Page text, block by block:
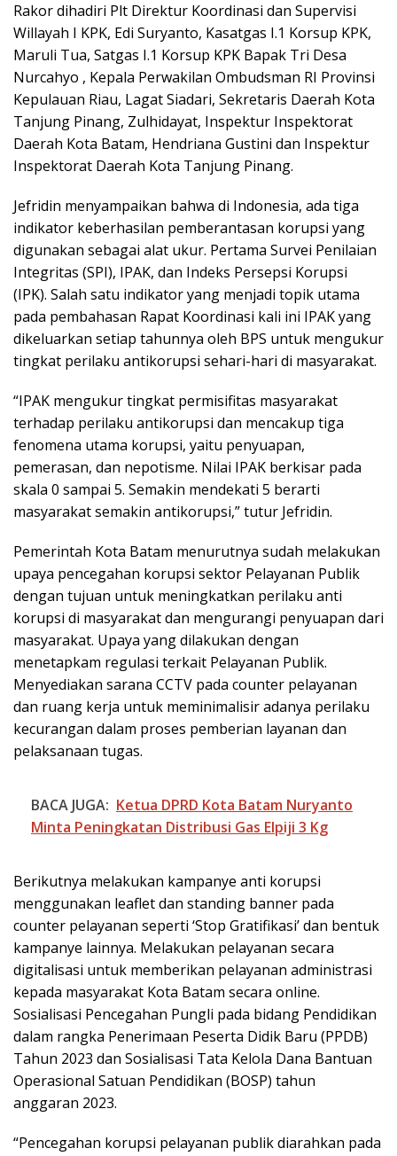
Rakor dihadiri Plt Direktur Koordinasi dan Supervisi
Willayah I KPK, Edi Suryanto, Kasatgas I.1 Korsup KPK,
Maruli Tua, Satgas I.1 Korsup KPK Bapak Tri Desa
Nurcahyo , Kepala Perwakilan Ombudsman RI Provinsi
Kepulauan Riau, Lagat Siadari, Sekretaris Daerah Kota
Tanjung Pinang, Zulhidayat, Inspektur Inspektorat
Daerah Kota Batam, Hendriana Gustini dan Inspektur
Inspektorat Daerah Kota Tanjung Pinang.
Jefridin menyampaikan bahwa di Indonesia, ada tiga
indikator keberhasilan pemberantasan korupsi yang
digunakan sebagai alat ukur. Pertama Survei Penilaian
Integritas (SPI), IPAK, dan Indeks Persepsi Korupsi
(IPK). Salah satu indikator yang menjadi topik utama
pada pembahasan Rapat Koordinasi kali ini IPAK yang
dikeluarkan setiap tahunnya oleh BPS untuk mengukur
tingkat perilaku antikorupsi sehari-hari di masyarakat.
“IPAK mengukur tingkat permisifitas masyarakat
terhadap perilaku antikorupsi dan mencakup tiga
fenomena utama korupsi, yaitu penyuapan,
pemerasan, dan nepotisme. Nilai IPAK berkisar pada
skala 0 sampai 5. Semakin mendekati 5 berarti
masyarakat semakin antikorupsi,” tutur Jefridin.
Pemerintah Kota Batam menurutnya sudah melakukan
upaya pencegahan korupsi sektor Pelayanan Publik
dengan tujuan untuk meningkatkan perilaku anti
korupsi di masyarakat dan mengurangi penyuapan dari
masyarakat. Upaya yang dilakukan dengan
menetapkam regulasi terkait Pelayanan Publik.
Menyediakan sarana CCTV pada counter pelayanan
dan ruang kerja untuk meminimalisir adanya perilaku
kecurangan dalam proses pemberian layanan dan
pelaksanaan tugas.
BACA JUGA: Ketua DPRD Kota Batam Nuryanto
Minta Peningkatan Distribusi Gas Elpiji 3 Kg
Berikutnya melakukan kampanye anti korupsi
menggunakan leaflet dan standing banner pada
counter pelayanan seperti ‘Stop Gratifikasi’ dan bentuk
kampanye lainnya. Melakukan pelayanan secara
digitalisasi untuk memberikan pelayanan administrasi
kepada masyarakat Kota Batam secara online.
Sosialisasi Pencegahan Pungli pada bidang Pendidikan
dalam rangka Penerimaan Peserta Didik Baru (PPDB)
Tahun 2023 dan Sosialisasi Tata Kelola Dana Bantuan
Operasional Satuan Pendidikan (BOSP) tahun
anggaran 2023.
“Pencegahan korupsi pelayanan publik diarahkan pada